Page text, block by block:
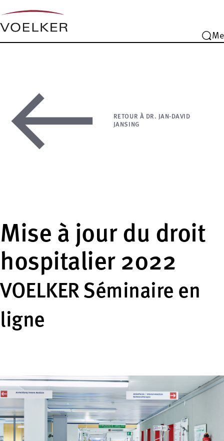
RETOUR À DR. JAN-DAVID
JANSING
Mise à jour du droit
hospitalier 2022
VOELKER Séminaire en
ligne